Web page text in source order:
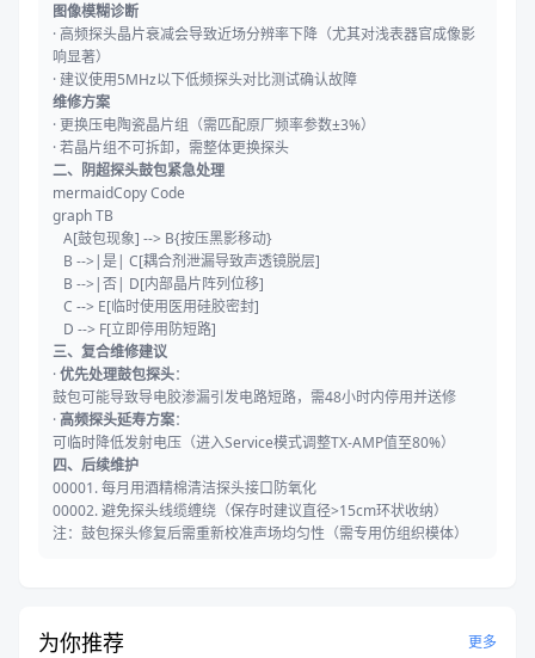
图像模糊诊断
·高频探头晶片衰减会导致近场分辨率下降（尤其对浅表器官成像影
响显著）
·建议使用5MHz以下低频探头对比测试确认故障
维修方案
·更换压电陶瓷晶片组（需匹配原厂频率参数±3%）
·若晶片组不可拆卸，需整体更换探头
二、阴超探头鼓包紧急处理
mermaidCopy Code
graph TB
A[鼓包现象] --> B{按压黑影移动}
B -->|是| C[耦合剂泄漏导致声透镜脱层]
B -->|否| D[内部晶片阵列位移]
C --> E[临时使用医用硅胶密封]
D --> F[立即停用防短路]
三、复合维修建议
·优先处理鼓包探头：
鼓包可能导致导电胶渗漏引发电路短路，需48小时内停用并送修
·高频探头延寿方案：
可临时降低发射电压（进入Service模式调整TX-AMP值至80%）
四、后续维护
00001. 每月用酒精棉清洁探头接口防氧化
00002. 避免探头线缆缠绕（保存时建议直径>15cm环状收纳）
注：鼓包探头修复后需重新校准声场均匀性（需专用仿组织模体）
为你推荐 更多